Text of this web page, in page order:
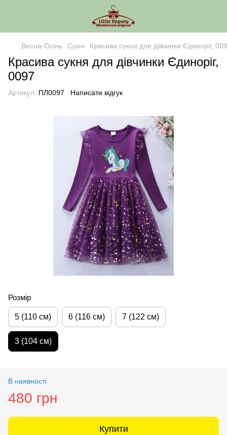
Весна-Осінь Сукні Красива сукня для дівчинки Єдиноріг,
Красива сукня для дівчинки Єдиноріг,
0097
Артикул: ПЛ0097 Написати відгук
Розмір
5 (110 см) 6 (116 см) 7 (122 см)
3 (104 см)
В наявності
480 грн
Купити